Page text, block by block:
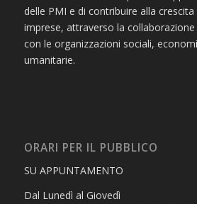
delle PMI e di contribuire alla
imprese, attraverso la
con le organizzazioni sociali,
umanitarie.
ORARI PER IL PUBBLICO
SU APPUNTAMENTO
Dal Lunedì al Giovedì